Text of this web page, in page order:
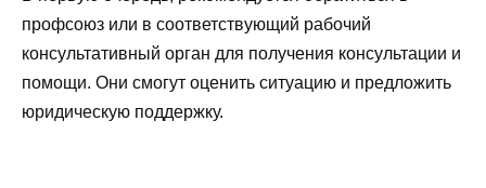
профсоюз или в соответствующий рабочий
консультативный орган для получения консультации и
помощи. Они смогут оценить ситуацию и предложить
юридическую поддержку.